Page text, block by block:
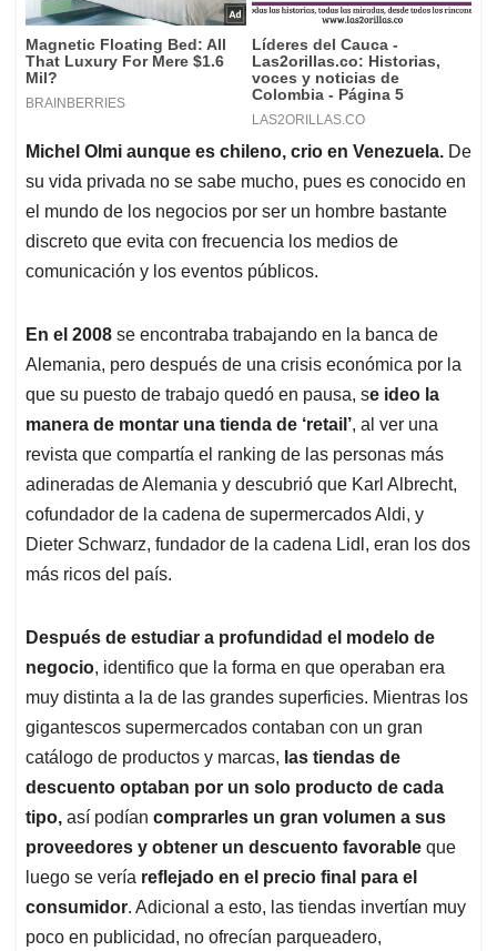
Michel Olmi aunque es chileno, crio en Venezuela. De
su vida privada no se sabe mucho, pues es conocido en
el mundo de los negocios por ser un hombre bastante
discreto que evita con frecuencia los medios de
comunicación y los eventos públicos.
En el 2008 se encontraba trabajando en la banca de
Alemania, pero después de una crisis económica por la
que su puesto de trabajo quedó en pausa, se ideo la
manera de montar una tienda de ‘retail’, al ver una
revista que compartía el ranking de las personas más
adineradas de Alemania y descubrió que Karl Albrecht,
cofundador de la cadena de supermercados Aldi, y
Dieter Schwarz, fundador de la cadena Lidl, eran los dos
más ricos del país.
Después de estudiar a profundidad el modelo de
negocio, identifico que la forma en que operaban era
muy distinta a la de las grandes superficies. Mientras los
gigantescos supermercados contaban con un gran
catálogo de productos y marcas, las tiendas de
descuento optaban por un solo producto de cada
tipo, así podían comprarles un gran volumen a sus
proveedores y obtener un descuento favorable que
luego se vería reflejado en el precio final para el
consumidor. Adicional a esto, las tiendas invertían muy
poco en publicidad, no ofrecían parqueadero,